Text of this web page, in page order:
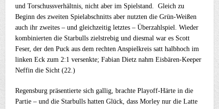
und Torschussverhältnis, nicht aber im Spielstand. Gleich zu
Beginn des zweiten Spielabschnitts aber nutzten die Grün-Weißen
auch ihr zweites – und gleichzeitig letztes – Überzahlspiel. Wieder
kombinierten die Starbulls zielstrebig und diesmal war es Scott
Feser, der den Puck aus dem rechten Anspielkreis satt halbhoch im
linken Eck zum 2:1 versenkte; Fabian Dietz nahm Eisbären-Keeper
Neffin die Sicht (22.)
Regensburg präsentierte sich gallig, brachte Playoff-Härte in die
Partie – und die Starbulls hatten Glück, dass Morley nur die Latte